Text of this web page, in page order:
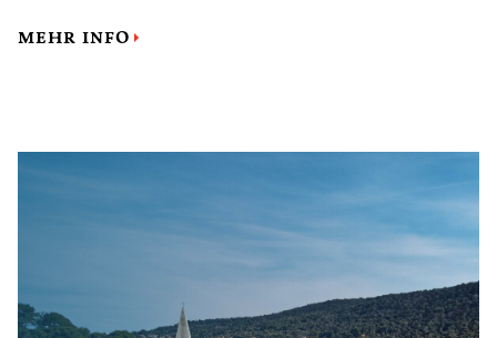
MEHR INFO